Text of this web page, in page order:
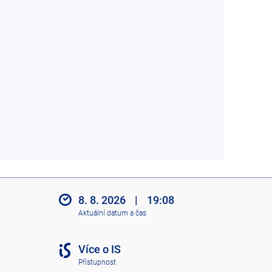
8. 8. 2026 | 19:08
Aktuální datum a čas
Více o IS
Přístupnost